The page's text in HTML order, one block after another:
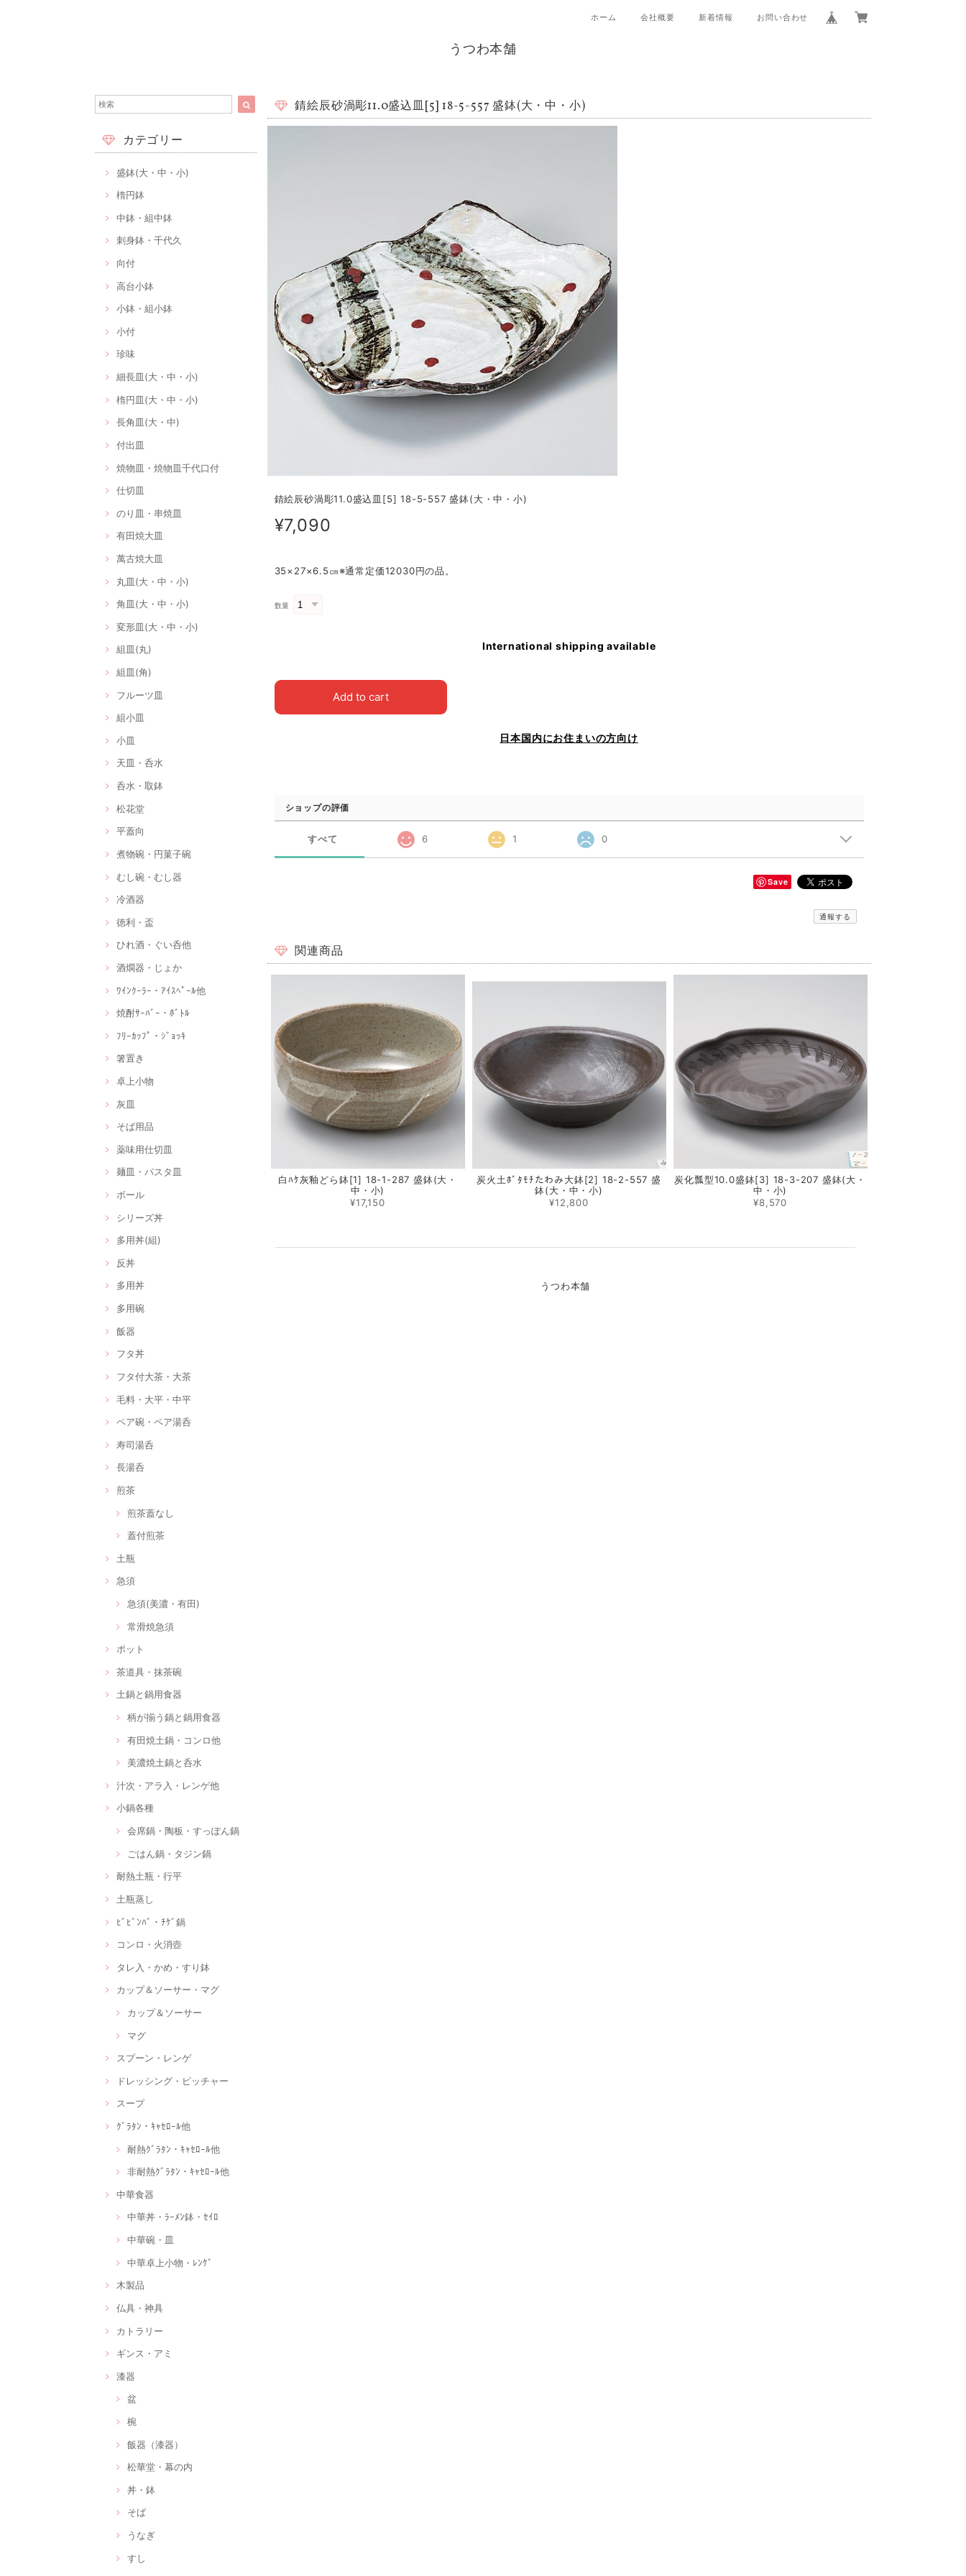
ホーム 会社概要 新着情報 お問い合わせ
うつわ本舗
カテゴリー
盛鉢(大・中・小)
楕円鉢
中鉢・組中鉢
刺身鉢・千代久
向付
高台小鉢
小鉢・組小鉢
小付
珍味
細長皿(大・中・小)
楕円皿(大・中・小)
長角皿(大・中)
付出皿
焼物皿・焼物皿千代口付
仕切皿
のり皿・串焼皿
有田焼大皿
萬古焼大皿
丸皿(大・中・小)
角皿(大・中・小)
変形皿(大・中・小)
組皿(丸)
組皿(角)
フルーツ皿
組小皿
小皿
天皿・呑水
呑水・取鉢
松花堂
平蓋向
煮物碗・円菓子碗
むし碗・むし器
冷酒器
徳利・盃
ひれ酒・ぐい呑他
酒燗器・じょか
ﾜｲﾝｸｰﾗｰ・ｱｲｽﾍﾟｰﾙ他
焼酎ｻｰﾊﾞｰ・ﾎﾞﾄﾙ
ﾌﾘｰｶｯﾌﾟ・ｼﾞｮｯｷ
箸置き
卓上小物
灰皿
そば用品
薬味用仕切皿
麺皿・パスタ皿
ボール
シリーズ丼
多用丼(組)
反丼
多用丼
多用碗
飯器
フタ丼
フタ付大茶・大茶
毛料・大平・中平
ペア碗・ペア湯呑
寿司湯呑
長湯呑
煎茶
煎茶蓋なし
蓋付煎茶
土瓶
急須
急須(美濃・有田)
常滑焼急須
ポット
茶道具・抹茶碗
土鍋と鍋用食器
柄が揃う鍋と鍋用食器
有田焼土鍋・コンロ他
美濃焼土鍋と呑水
汁次・アラ入・レンゲ他
小鍋各種
会席鍋・陶板・すっぽん鍋
ごはん鍋・タジン鍋
耐熱土瓶・行平
土瓶蒸し
ﾋﾞﾋﾞﾝﾊﾞ・ﾁｹﾞ鍋
コンロ・火消壺
タレ入・かめ・すり鉢
カップ＆ソーサー・マグ
カップ＆ソーサー
マグ
スプーン・レンゲ
ドレッシング・ピッチャー
スープ
ｸﾞﾗﾀﾝ・ｷｬｾﾛｰﾙ他
耐熱ｸﾞﾗﾀﾝ・ｷｬｾﾛｰﾙ他
非耐熱ｸﾞﾗﾀﾝ・ｷｬｾﾛｰﾙ他
中華食器
中華丼・ﾗｰﾒﾝ鉢・ｾｲﾛ
中華碗・皿
中華卓上小物・ﾚﾝｹﾞ
木製品
仏具・神具
カトラリー
ギンス・アミ
漆器
盆
椀
飯器（漆器）
松華堂・幕の内
丼・鉢
そば
うなぎ
すし
錆絵辰砂渦彫11.0盛込皿[5] 18-5-557 盛鉢(大・中・小)
錆絵辰砂渦彫11.0盛込皿[5] 18-5-557 盛鉢(大・中・小)
¥7,090
35×27×6.5㎝※通常定価12030円の品。
数量
International shipping available
Add to cart
日本国内にお住まいの方向け
ショップの評価
すべて 6 1 0
Save
通報する
関連商品
白ﾊｹ灰釉どら鉢[1] 18-1-287 盛鉢(大・
中・小)
¥17,150
炭火土ﾎﾞﾀﾓﾁたわみ大鉢[2] 18-2-557 盛
鉢(大・中・小)
¥12,800
炭化瓢型10.0盛鉢[3] 18-3-207 盛鉢(大・
中・小)
¥8,570
うつわ本舗